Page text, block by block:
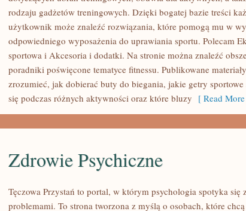
AKCESORIA
DODATKI
rodzaju gadżetów treningowych. Dzięki bogatej bazie treści
użytkownik może znaleźć rozwiązania, które pomogą mu w
odpowiedniego wyposażenia do uprawiania sportu. Polecam
sportowa i Akcesoria i dodatki. Na stronie można znaleźć
poradniki poświęcone tematyce fitnessu. Publikowane
zrozumieć, jak dobierać buty do biegania, jakie getry sportowe
się podczas różnych aktywności oraz które bluzy [ Read
Zdrowie Psychiczne
Tęczowa Przystań to portal, w którym psychologia spotyka się
problemami. To strona tworzona z myślą o osobach, które